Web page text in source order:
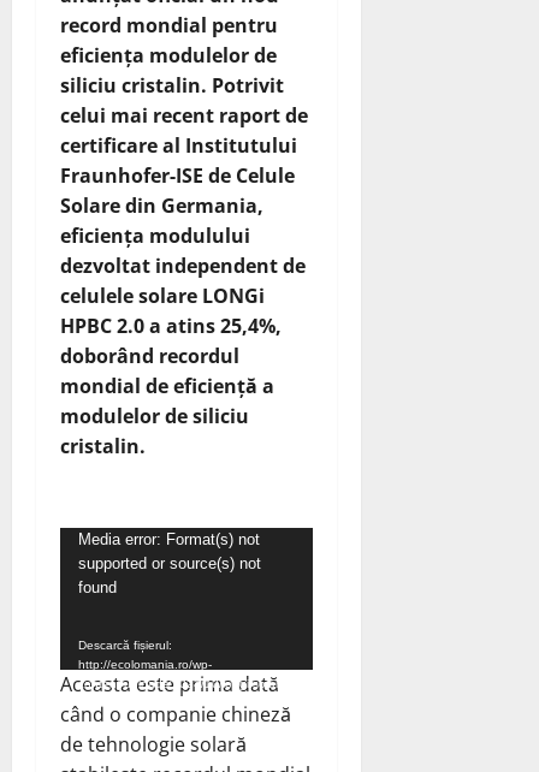
record mondial pentru
eficiența modulelor de
siliciu cristalin. Potrivit
celui mai recent raport de
certificare al Institutului
Fraunhofer-ISE de Celule
Solare din Germania,
eficiența modulului
dezvoltat independent de
celulele solare LONGi
HPBC 2.0 a atins 25,4%,
doborând recordul
mondial de eficiență a
modulelor de siliciu
cristalin.
Player
video
Media error: Format(s) not
supported or source(s) not
found
Descarcă fișierul:
http://ecolomania.ro/wp-
content/uploads/2024/10/longi-solar-
Aceasta este prima dată
când o companie chineză
de tehnologie solară